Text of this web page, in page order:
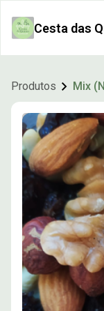
Cesta das
Produtos Mix